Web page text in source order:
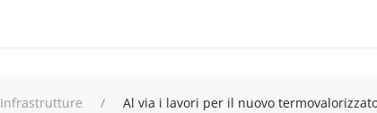
Infrastrutture Al via i lavori per il nuovo